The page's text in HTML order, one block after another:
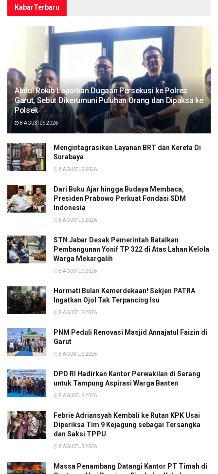
KabarTerbaru
Abdul Rokib Laporkan Dugaan Persekusi ke Polres
Garut, Sebut Dikerumuni Puluhan Orang dan Dipaksa ke
Polsek
8 AGUSTUS 2026
Mengintagrasikan Layanan BRT dan Kereta Di
Surabaya
8 AGUSTUS 2026
Dari Buku Ajar hingga Budaya Membaca,
Presiden Prabowo Perkuat Fondasi SDM
Indonesia
8 AGUSTUS 2026
STN Jabar Desak Pemerintah Batalkan
Pembangunan Yonif TP 322 di Atas Lahan Kelola
Warga Mekargalih
8 AGUSTUS 2026
Hormati Bulan Kemerdekaan! Sekjen PATRA
Ingatkan Ojol Tak Terpancing Isu
8 AGUSTUS 2026
PNM Peduli Renovasi Masjid Annajatul Faizin di
Garut
8 AGUSTUS 2026
DPD RI Hadirkan Kantor Perwakilan di Serang
untuk Tampung Aspirasi Warga Banten
8 AGUSTUS 2026
Febrie Adriansyah Kembali ke Rutan KPK Usai
Diperiksa Tim 9 Kejagung sebagai Tersangka
dan Saksi TPPU
8 AGUSTUS 2026
Massa Penambang Datangi Kantor PT Timah di